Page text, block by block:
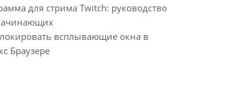
для стрима Twitch: руководство
всплывающие окна в
Браузере